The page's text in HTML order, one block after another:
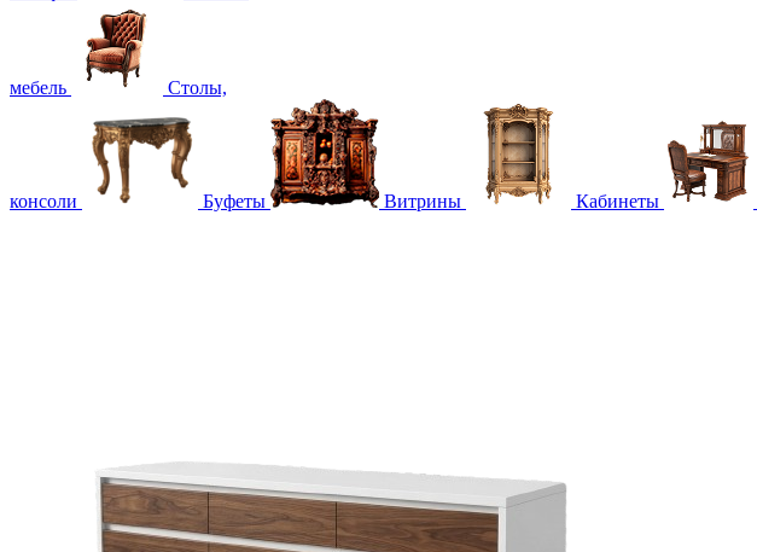
мебель Столы,
консоли Буфеты Витрины Кабинеты